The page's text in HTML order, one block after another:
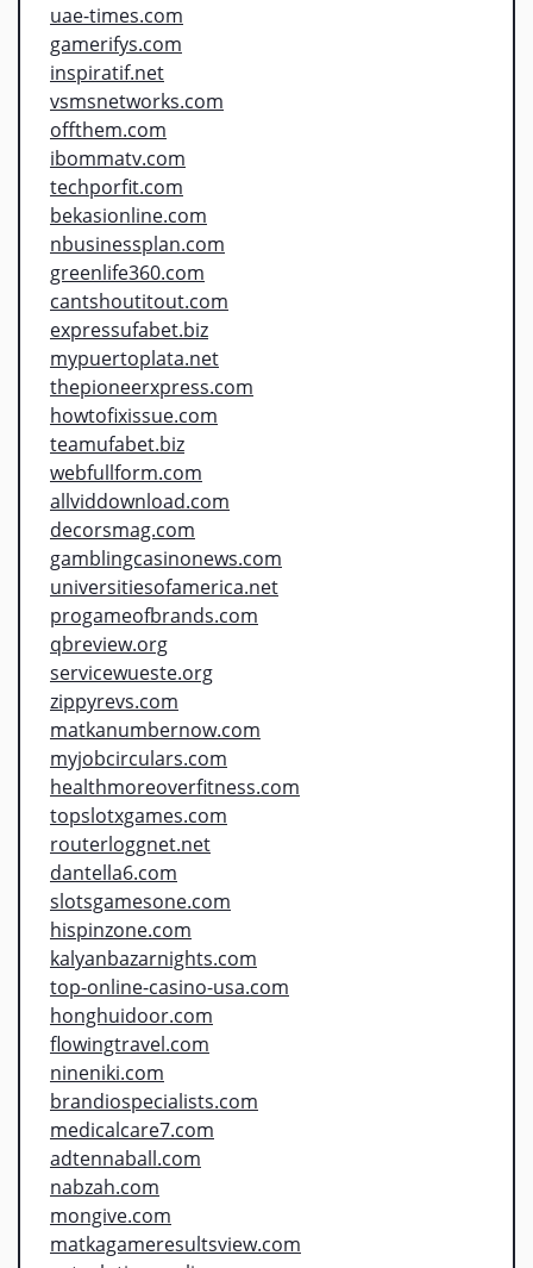
uae-times.com
gamerifys.com
inspiratif.net
vsmsnetworks.com
offthem.com
ibommatv.com
techporfit.com
bekasionline.com
nbusinessplan.com
greenlife360.com
cantshoutitout.com
expressufabet.biz
mypuertoplata.net
thepioneerxpress.com
howtofixissue.com
teamufabet.biz
webfullform.com
allviddownload.com
decorsmag.com
gamblingcasinonews.com
universitiesofamerica.net
progameofbrands.com
qbreview.org
servicewueste.org
zippyrevs.com
matkanumbernow.com
myjobcirculars.com
healthmoreoverfitness.com
topslotxgames.com
routerloggnet.net
dantella6.com
slotsgamesone.com
hispinzone.com
kalyanbazarnights.com
top-online-casino-usa.com
honghuidoor.com
flowingtravel.com
nineniki.com
brandiospecialists.com
medicalcare7.com
adtennaball.com
nabzah.com
mongive.com
matkagameresultsview.com